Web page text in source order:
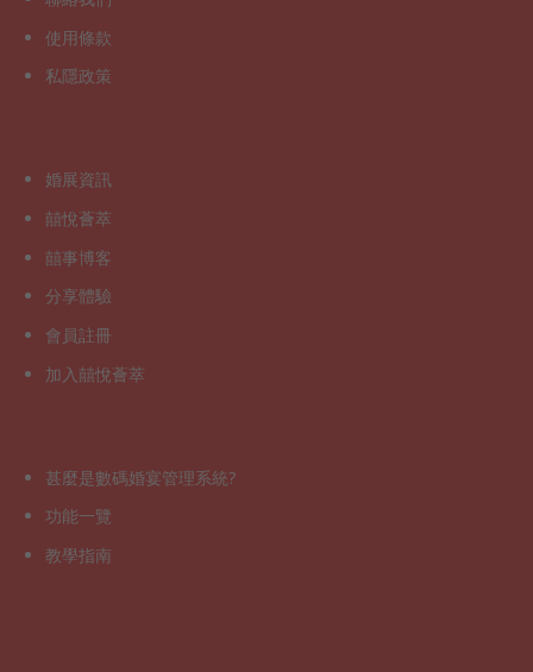
使用條款
私隱政策
婚展資訊
囍悅薈萃
囍事博客
分享體驗
會員註冊
加入囍悅薈萃
甚麼是數碼婚宴管理系統?
功能一覽
教學指南